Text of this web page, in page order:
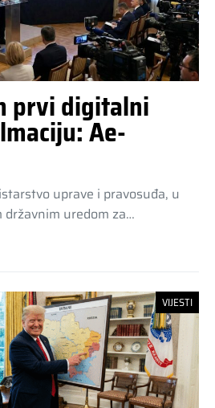
prvi digitalni
Ae-
uprave i pravosuđa, u
uredom za…
VIJESTI